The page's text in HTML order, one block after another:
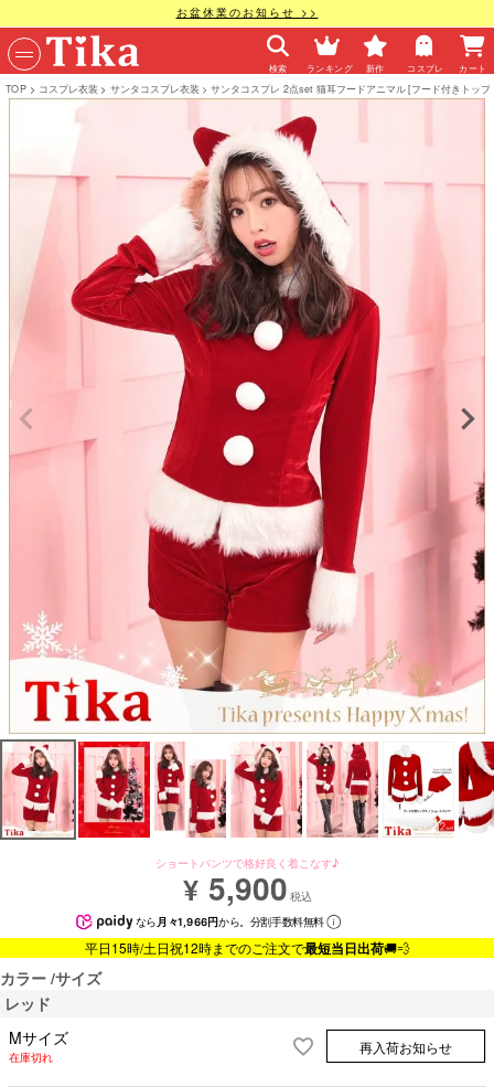
お盆休業のお知らせ >>
検索 ランキング 新作 コスプレ カート
TOP コスプレ衣装 サンタコスプレ衣装 サンタコスプレ 2点set 猫耳フードアニマル [フード付きトッ
ショートパンツで格好良く着こなす♪
¥ 5,900 税込
なら 月々1,966円から。分割手数料無料
平日15時/土日祝12時までのご注文で最短当日出荷🚚💨
カラー サイズ
レッド
Mサイズ
在庫切れ
再入荷お知らせ